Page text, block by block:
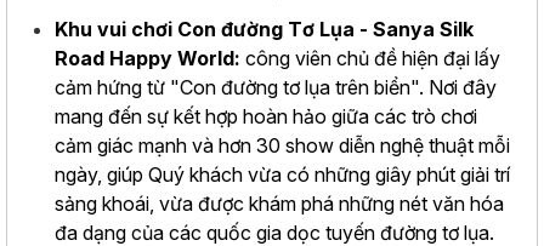
Khu vui chơi Con đường Tơ Lụa - Sanya Silk
Road Happy World: công viên chủ đề hiện đại lấy
cảm hứng từ "Con đường tơ lụa trên biển". Nơi đây
mang đến sự kết hợp hoàn hảo giữa các trò chơi
cảm giác mạnh và hơn 30 show diễn nghệ thuật mỗi
ngày, giúp Quý khách vừa có những giây phút giải trí
sảng khoái, vừa được khám phá những nét văn hóa
đa dạng của các quốc gia dọc tuyến đường tơ lụa.